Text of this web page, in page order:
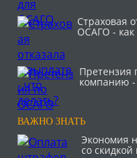
Страховая
ОСАГО - как
Претензия
компанию -
ВАЖНО ЗНАТЬ
Экономия
со скидкой